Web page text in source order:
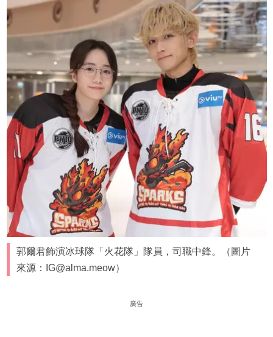
郭爾君飾演冰球隊「火花隊」隊員，司職中鋒。（圖片
來源：IG@alma.meow）
廣告